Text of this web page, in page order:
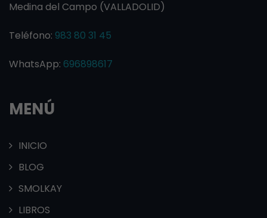
Medina del Campo (VALLADOLID)
Teléfono: 983 80 31 45
WhatsApp: 696898617
MENÚ
INICIO
BLOG
SMOLKAY
LIBROS